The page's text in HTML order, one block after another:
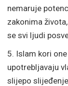
nemaruje
zakonima
se svi ljudi
5. Islam kori
upotrebljavaju
slijepo